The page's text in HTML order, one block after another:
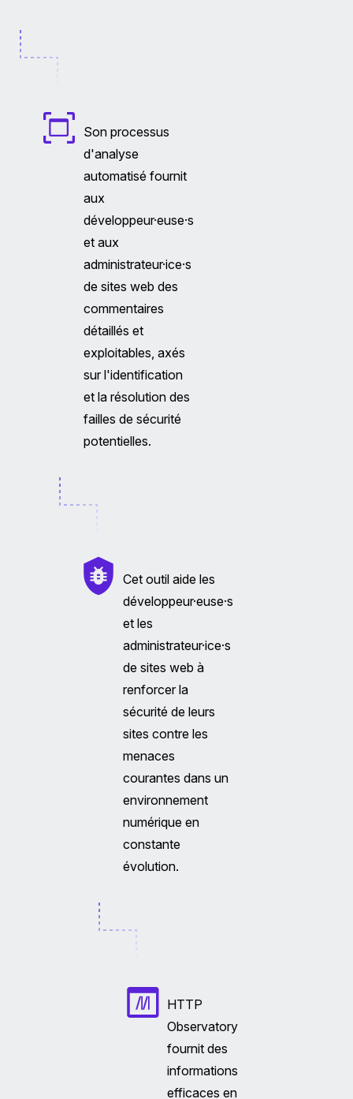
Son processus
d'analyse
automatisé fournit
aux
développeur·euse·s
et aux
administrateur·ice·s
de sites web des
commentaires
détaillés et
exploitables, axés
sur l'identification
et la résolution des
failles de sécurité
potentielles.
Cet outil aide les
développeur·euse·s
et les
administrateur·ice·s
de sites web à
renforcer la
sécurité de leurs
sites contre les
menaces
courantes dans un
environnement
numérique en
constante
évolution.
HTTP
Observatory
fournit des
informations
efficaces en